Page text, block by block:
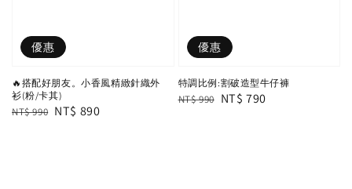
優惠
🔥搭配好朋友。小香風精緻針織外
衫(粉/卡其)
Regular
NT$ 990 Sale
NT$ 890
優惠
特調比例:割破造型牛仔褲
Regular
NT$ 990 Sale
NT$ 790